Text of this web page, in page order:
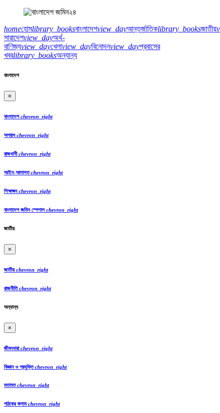
homeহোমlibrary_booksবাংলাদেশview_dayআন্তর্জাতিকlibrary_booksজাতীয়
সারাদেশview_dayঅর্থ-
বাণিজ্যview_dayখেলাview_dayবিনোদনview_dayপ্রবাসের
খবরlibrary_booksঅন্যান্য
বাংলাদেশ
×
বাংলাদেশ chevron_right
অপরাধchevron_right
রাজধানীchevron_right
আইন-আদালতchevron_right
শিক্ষাঙ্গনchevron_right
বাংলাদেশ জমিন স্পেশাল chevron_right
জাতীয়
×
জাতীয়chevron_right
রাজনীতিchevron_right
অন্যান্য
×
জীবনধারাchevron_right
বিজ্ঞান ও প্রযুক্তিchevron_right
মতামতchevron_right
পাঠকের কলামchevron_right